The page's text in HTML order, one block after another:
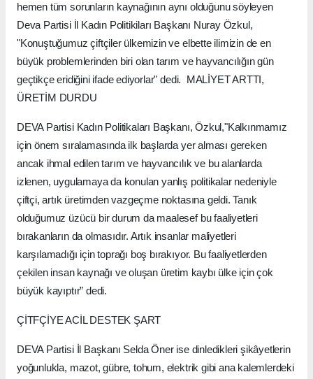
hemen tüm sorunların kaynağının aynı olduğunu söyleyen
Deva Partisi İl Kadın Politikiları Başkanı Nuray Özkul,
"Konuştuğumuz çiftçiler ülkemizin ve elbette ilimizin de en
büyük problemlerinden biri olan tarım ve hayvancılığın gün
geçtikçe eridiğini ifade ediyorlar" dedi. MALİYET ARTTI,
ÜRETİM DURDU
DEVA Partisi Kadın Politikaları Başkanı, Özkul,"Kalkınmamız
için önem sıralamasında ilk başlarda yer alması gereken
ancak ihmal edilen tarım ve hayvancılık ve bu alanlarda
izlenen, uygulamaya da konulan yanlış politikalar nedeniyle
çiftçi, artık üretimden vazgeçme noktasına geldi. Tanık
olduğumuz üzücü bir durum da maalesef bu faaliyetleri
bırakanların da olmasıdır. Artık insanlar maliyetleri
karşılamadığı için toprağı boş bırakıyor. Bu faaliyetlerden
çekilen insan kaynağı ve oluşan üretim kaybı ülke için çok
büyük kayıptır” dedi.
ÇİTFÇİYE ACİL DESTEK ŞART
DEVA Partisi İl Başkanı Selda Öner ise dinledikleri şikâyetlerin
yoğunlukla, mazot, gübre, tohum, elektrik gibi ana kalemlerdeki